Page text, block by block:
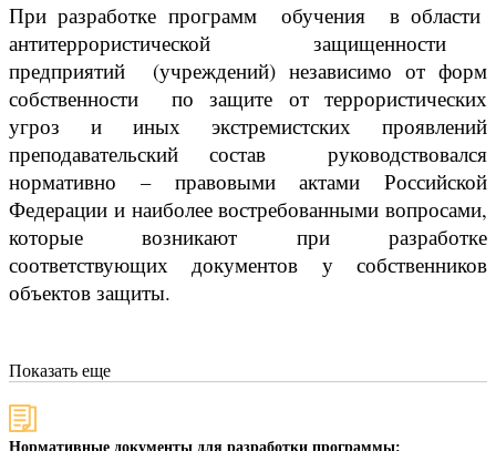
При разработке программ обучения в области
антитеррористической защищенности
предприятий (учреждений) независимо от форм
собственности по защите от террористических
угроз и иных экстремистских проявлений
преподавательский состав руководствовался
нормативно – правовыми актами Российской
Федерации и наиболее востребованными вопросами,
которые возникают при разработке
соответствующих документов у собственников
объектов защиты.
Показать еще
Нормативные документы для разработки программы: